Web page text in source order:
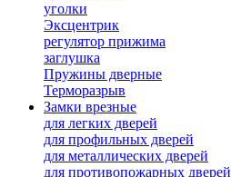
уголки
Эксцентрик
регулятор прижима
заглушка
Пружины дверные
Терморазрыв
Замки врезные
для легких дверей
для профильных дверей
для металлических дверей
для противопожарных дверей